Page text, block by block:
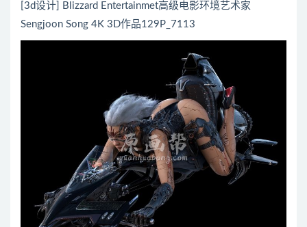
[3d设计] Blizzard Entertainmet高级电影环境艺术家
Sengjoon Song 4K 3D作品129P_7113